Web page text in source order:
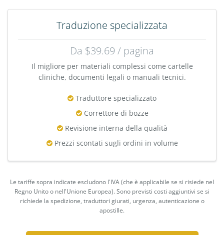
Traduzione specializzata
Da $39.69 / pagina
Il migliore per materiali complessi come cartelle
cliniche, documenti legali o manuali tecnici.
Traduttore specializzato
Correttore di bozze
Revisione interna della qualità
Prezzi scontati sugli ordini in volume
Le tariffe sopra indicate escludono l'IVA (che è applicabile se si risiede nel
Regno Unito o nell'Unione Europea). Sono previsti costi aggiuntivi se si
richiede la spedizione, traduttori giurati, urgenza, autenticazione o
apostille.